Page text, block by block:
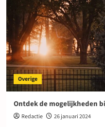
Overige
Ontdek de mogelijkheden
Redactie 26 januari 2024